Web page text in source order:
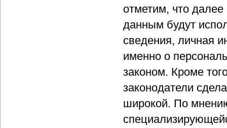
отметим, что
данным будут
сведения, личная
именно о
законом. Кроме
законодатели
широкой. По